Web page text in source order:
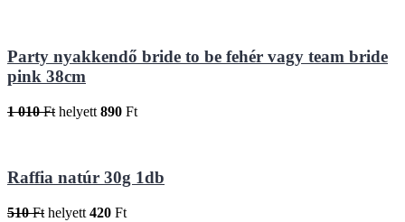
Party nyakkendő bride to be fehér vagy team bride
pink 38cm
1 010 Ft helyett 890 Ft
Raffia natúr 30g 1db
510 Ft helyett 420 Ft